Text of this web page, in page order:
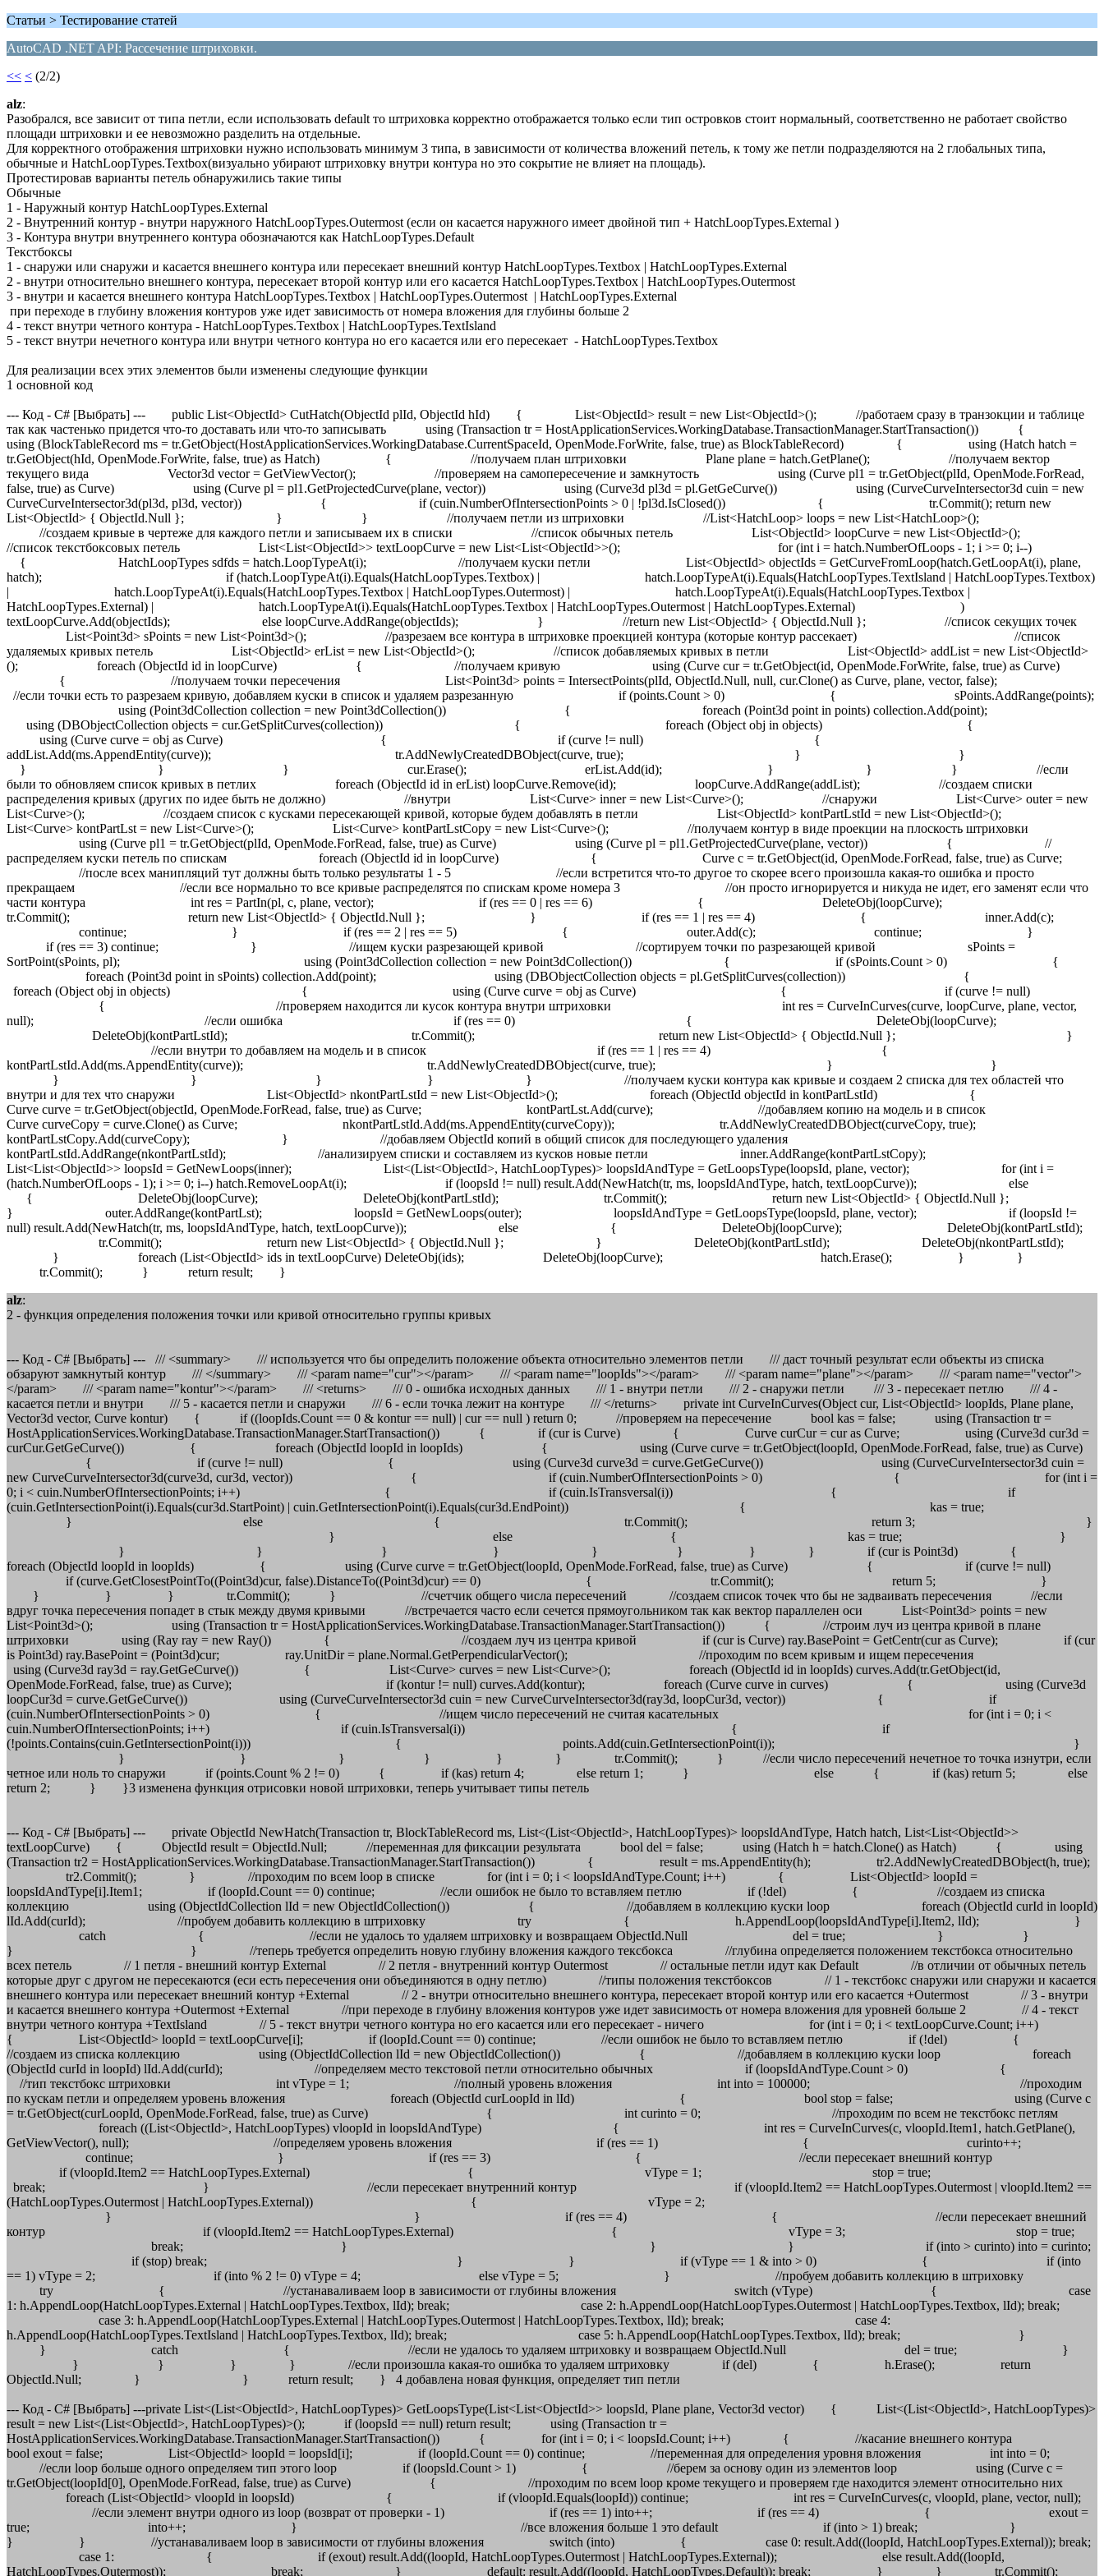
Статьи > Тестирование статей
AutoCAD .NET API: Рассечение штриховки.
<< < (2/2)
alz:
Разобрался, все зависит от типа петли, если использовать default то штриховка корректно отображается только если тип островков стоит нормальный, соответственно не работает свойство
площади штриховки и ее невозможно разделить на отдельные.
Для корректного отображения штриховки нужно использовать минимум 3 типа, в зависимости от количества вложений петель, к тому же петли подразделяются на 2 глобальных типа,
обычные и HatchLoopTypes.Textbox(визуально убирают штриховку внутри контура но это сокрытие не влияет на площадь).
Протестировав варианты петель обнаружились такие типы
Обычные
1 - Наружный контур HatchLoopTypes.External
2 - Внутренний контур - внутри наружного HatchLoopTypes.Outermost (если он касается наружного имеет двойной тип + HatchLoopTypes.External )
3 - Контура внутри внутреннего контура обозначаются как HatchLoopTypes.Default
Текстбоксы
1 - снаружи или снаружи и касается внешнего контура или пересекает внешний контур HatchLoopTypes.Textbox | HatchLoopTypes.External
2 - внутри относительно внешнего контура, пересекает второй контур или его касается HatchLoopTypes.Textbox | HatchLoopTypes.Outermost
3 - внутри и касается внешнего контура HatchLoopTypes.Textbox | HatchLoopTypes.Outermost | HatchLoopTypes.External
при переходе в глубину вложения контуров уже идет зависимость от номера вложения для глубины больше 2
4 - текст внутри четного контура - HatchLoopTypes.Textbox | HatchLoopTypes.TextIsland
5 - текст внутри нечетного контура или внутри четного контура но его касается или его пересекает - HatchLoopTypes.Textbox
Для реализации всех этих элементов были изменены следующие функции
1 основной код
--- Код - C# [Выбрать] --- public List<ObjectId> CutHatch(ObjectId plId, ObjectId hId) { List<ObjectId> result = new List<ObjectId>(); //работаем сразу в транзокции и таблице так как частенько придется что-то доставать или что-то записывать using (Transaction tr = HostApplicationServices.WorkingDatabase.TransactionManager.StartTransaction()) { using (BlockTableRecord ms = tr.GetObject(HostApplicationServices.WorkingDatabase.CurrentSpaceId, OpenMode.ForWrite, false, true) as BlockTableRecord) { using (Hatch hatch = tr.GetObject(hId, OpenMode.ForWrite, false, true) as Hatch) { //получаем план штриховки Plane plane = hatch.GetPlane(); //получаем вектор текущего вида Vector3d vector = GetViewVector(); //проверяем на самопересечение и замкнутость using (Curve pl1 = tr.GetObject(plId, OpenMode.ForRead, false, true) as Curve) using (Curve pl = pl1.GetProjectedCurve(plane, vector)) using (Curve3d pl3d = pl.GetGeCurve()) using (CurveCurveIntersector3d cuin = new CurveCurveIntersector3d(pl3d, pl3d, vector)) { if (cuin.NumberOfIntersectionPoints > 0 | !pl3d.IsClosed()) { tr.Commit(); return new List<ObjectId> { ObjectId.Null }; } } //получаем петли из штриховки //List<HatchLoop> loops = new List<HatchLoop>(); //создаем кривые в чертеже для каждого петли и записываем их в списки //список обычных петель List<ObjectId> loopCurve = new List<ObjectId>(); //список текстбоксовых петель List<List<ObjectId>> textLoopCurve = new List<List<ObjectId>>(); for (int i = hatch.NumberOfLoops - 1; i >= 0; i--) { HatchLoopTypes sdfds = hatch.LoopTypeAt(i); //получаем куски петли List<ObjectId> objectIds = GetCurveFromLoop(hatch.GetLoopAt(i), plane, hatch); if (hatch.LoopTypeAt(i).Equals(HatchLoopTypes.Textbox) | hatch.LoopTypeAt(i).Equals(HatchLoopTypes.TextIsland | HatchLoopTypes.Textbox) | hatch.LoopTypeAt(i).Equals(HatchLoopTypes.Textbox | HatchLoopTypes.Outermost) | hatch.LoopTypeAt(i).Equals(HatchLoopTypes.Textbox | HatchLoopTypes.External) | hatch.LoopTypeAt(i).Equals(HatchLoopTypes.Textbox | HatchLoopTypes.Outermost | HatchLoopTypes.External) ) textLoopCurve.Add(objectIds); else loopCurve.AddRange(objectIds); } //return new List<ObjectId> { ObjectId.Null }; //список секущих точек List<Point3d> sPoints = new List<Point3d>(); //разрезаем все контура в штриховке проекцией контура (которые контур рассекает) //список удаляемых кривых петель List<ObjectId> erList = new List<ObjectId>(); //список добавляемых кривых в петли List<ObjectId> addList = new List<ObjectId>(); foreach (ObjectId id in loopCurve) { //получаем кривую using (Curve cur = tr.GetObject(id, OpenMode.ForWrite, false, true) as Curve) { //получаем точки пересечения List<Point3d> points = IntersectPoints(plId, ObjectId.Null, null, cur.Clone() as Curve, plane, vector, false); //если точки есть то разрезаем кривую, добавляем куски в список и удаляем разрезанную if (points.Count > 0) { sPoints.AddRange(points); using (Point3dCollection collection = new Point3dCollection()) { foreach (Point3d point in points) collection.Add(point); using (DBObjectCollection objects = cur.GetSplitCurves(collection)) { foreach (Object obj in objects) { using (Curve curve = obj as Curve) { if (curve != null) { addList.Add(ms.AppendEntity(curve)); tr.AddNewlyCreatedDBObject(curve, true); } } } } } cur.Erase(); erList.Add(id); } } } //если были то обновляем список кривых в петлих foreach (ObjectId id in erList) loopCurve.Remove(id); loopCurve.AddRange(addList); //создаем списки распределения кривых (других по идее быть не должно) //внутри List<Curve> inner = new List<Curve>(); //снаружи List<Curve> outer = new List<Curve>(); //создаем список с кусками пересекающей кривой, которые будем добавлять в петли List<ObjectId> kontPartLstId = new List<ObjectId>(); List<Curve> kontPartLst = new List<Curve>(); List<Curve> kontPartLstCopy = new List<Curve>(); //получаем контур в виде проекции на плоскость штриховки using (Curve pl1 = tr.GetObject(plId, OpenMode.ForRead, false, true) as Curve) using (Curve pl = pl1.GetProjectedCurve(plane, vector)) { //распределяем куски петель по спискам foreach (ObjectId id in loopCurve) { Curve c = tr.GetObject(id, OpenMode.ForRead, false, true) as Curve; //после всех манипляций тут должны быть только результаты 1 - 5 //если встретится что-то другое то скорее всего произошла какая-то ошибка и просто прекращаем //если все нормально то все кривые распределятся по спискам кроме номера 3 //он просто игнорируется и никуда не идет, его заменят если что части контура int res = PartIn(pl, c, plane, vector); if (res == 0 | res == 6) { DeleteObj(loopCurve); tr.Commit(); return new List<ObjectId> { ObjectId.Null }; } if (res == 1 | res == 4) { inner.Add(c); continue; } if (res == 2 | res == 5) { outer.Add(c); continue; } if (res == 3) continue; } //ищем куски разрезающей кривой //сортируем точки по разрезающей кривой sPoints = SortPoint(sPoints, pl); using (Point3dCollection collection = new Point3dCollection()) { if (sPoints.Count > 0) { foreach (Point3d point in sPoints) collection.Add(point); using (DBObjectCollection objects = pl.GetSplitCurves(collection)) { foreach (Object obj in objects) { using (Curve curve = obj as Curve) { if (curve != null) { //проверяем находится ли кусок контура внутри штриховки int res = CurveInCurves(curve, loopCurve, plane, vector, null); //если ошибка if (res == 0) {
alz:
2 - функция определения положения точки или кривой относительно группы кривых
--- Код - C# [Выбрать] --- /// <summary> /// используется что бы определить положение объекта относительно элементов петли /// даст точный результат если объекты из списка
обзаруют замкнутый контур /// </summary> /// <param name="cur"></param> /// <param name="loopIds"></param> /// <param name="plane"></param> /// <param name="vector">
</param> /// <param name="kontur"></param> /// <returns> /// 0 - ошибка исходных данных /// 1 - внутри петли /// 2 - снаружи петли /// 3 - пересекает петлю /// 4 -
касается петли и внутри /// 5 - касается петли и снаружи /// 6 - если точка лежит на контуре /// </returns> private int CurveInCurves(Object cur, List<ObjectId> loopIds, Plane plane,
Vector3d vector, Curve kontur) { if ((loopIds.Count == 0 & kontur == null) | cur == null ) return 0; //проверяем на пересечение bool kas = false; using (Transaction tr =
HostApplicationServices.WorkingDatabase.TransactionManager.StartTransaction()) { if (cur is Curve) { Curve curCur = cur as Curve; using (Curve3d cur3d =
curCur.GetGeCurve()) { foreach (ObjectId loopId in loopIds) { using (Curve curve = tr.GetObject(loopId, OpenMode.ForRead, false, true) as Curve)
{ if (curve != null) { using (Curve3d curve3d = curve.GetGeCurve()) using (CurveCurveIntersector3d cuin =
new CurveCurveIntersector3d(curve3d, cur3d, vector)) { if (cuin.NumberOfIntersectionPoints > 0) { for (int i =
0; i < cuin.NumberOfIntersectionPoints; i++) { if (cuin.IsTransversal(i)) { if
(cuin.GetIntersectionPoint(i).Equals(cur3d.StartPoint) | cuin.GetIntersectionPoint(i).Equals(cur3d.EndPoint)) { kas = true;
} else { tr.Commit(); return 3; }
} else { kas = true; }
} } } } } } } } if (cur is Point3d) {
foreach (ObjectId loopId in loopIds) { using (Curve curve = tr.GetObject(loopId, OpenMode.ForRead, false, true) as Curve) { if (curve != null)
if (curve.GetClosestPointTo((Point3d)cur, false).DistanceTo((Point3d)cur) == 0) { tr.Commit(); return 5; }
} } } tr.Commit(); } //счетчик общего числа пересечений //создаем список точек что бы не задваивать пересечения //если
вдруг точка пересечения попадет в стык между двумя кривыми //встречается часто если сечется прямоугольником так как вектор параллелен оси List<Point3d> points = new
List<Point3d>(); using (Transaction tr = HostApplicationServices.WorkingDatabase.TransactionManager.StartTransaction()) { //строим луч из центра кривой в плане
штриховки using (Ray ray = new Ray()) { //создаем луч из центра кривой if (cur is Curve) ray.BasePoint = GetCentr(cur as Curve); if (cur
is Point3d) ray.BasePoint = (Point3d)cur; ray.UnitDir = plane.Normal.GetPerpendicularVector(); //проходим по всем кривым и ищем пересечения
using (Curve3d ray3d = ray.GetGeCurve()) { List<Curve> curves = new List<Curve>(); foreach (ObjectId id in loopIds) curves.Add(tr.GetObject(id,
OpenMode.ForRead, false, true) as Curve); if (kontur != null) curves.Add(kontur); foreach (Curve curve in curves) { using (Curve3d
loopCur3d = curve.GetGeCurve()) using (CurveCurveIntersector3d cuin = new CurveCurveIntersector3d(ray3d, loopCur3d, vector)) { if
(cuin.NumberOfIntersectionPoints > 0) { //ищем число пересечений не считая касательных for (int i = 0; i <
cuin.NumberOfIntersectionPoints; i++) if (cuin.IsTransversal(i)) { if
(!points.Contains(cuin.GetIntersectionPoint(i))) { points.Add(cuin.GetIntersectionPoint(i)); }
} } } } } } tr.Commit(); } //если число пересечений нечетное то точка изнутри, если
четное или ноль то снаружи if (points.Count % 2 != 0) { if (kas) return 4; else return 1; } else { if (kas) return 5; else
return 2; } }3 изменена функция отрисовки новой штриховки, теперь учитывает типы петель
--- Код - C# [Выбрать] --- private ObjectId NewHatch(Transaction tr, BlockTableRecord ms, List<(List<ObjectId>, HatchLoopTypes)> loopsIdAndType, Hatch hatch, List<List<ObjectId>>
textLoopCurve) { ObjectId result = ObjectId.Null; //переменная для фиксации результата bool del = false; using (Hatch h = hatch.Clone() as Hatch) { using
(Transaction tr2 = HostApplicationServices.WorkingDatabase.TransactionManager.StartTransaction()) { result = ms.AppendEntity(h); tr2.AddNewlyCreatedDBObject(h, true);
tr2.Commit(); } //проходим по всем loop в списке for (int i = 0; i < loopsIdAndType.Count; i++) { List<ObjectId> loopId =
loopsIdAndType[i].Item1; if (loopId.Count == 0) continue; //если ошибок не было то вставляем петлю if (!del) { //создаем из списка
коллекцию using (ObjectIdCollection lId = new ObjectIdCollection()) { //добавляем в коллекцию куски loop foreach (ObjectId curId in loopId)
lId.Add(curId); //пробуем добавить коллекцию в штриховку try { h.AppendLoop(loopsIdAndType[i].Item2, lId); }
catch { //если не удалось то удаляем штриховку и возвращаем ObjectId.Null del = true; } }
} } //теперь требуется определить новую глубину вложения каждого тексбокса //глубина определяется положением текстбокса относительно
всех петель // 1 петля - внешний контур External // 2 петля - внутренний контур Outermost // остальные петли идут как Default //в отличии от обычных петель
которые друг с другом не пересекаются (еси есть пересечения они объединяются в одну петлю) //типы положения текстбоксов // 1 - текстбокс снаружи или снаружи и касается
внешнего контура или пересекает внешний контур +External // 2 - внутри относительно внешнего контура, пересекает второй контур или его касается +Outermost // 3 - внутри
и касается внешнего контура +Outermost +External //при переходе в глубину вложения контуров уже идет зависимость от номера вложения для уровней больше 2 // 4 - текст
внутри четного контура +TextIsland // 5 - текст внутри четного контура но его касается или его пересекает - ничего for (int i = 0; i < textLoopCurve.Count; i++)
{ List<ObjectId> loopId = textLoopCurve[i]; if (loopId.Count == 0) continue; //если ошибок не было то вставляем петлю if (!del) {
//создаем из списка коллекцию using (ObjectIdCollection lId = new ObjectIdCollection()) { //добавляем в коллекцию куски loop foreach
(ObjectId curId in loopId) lId.Add(curId); //определяем место текстовой петли относительно обычных if (loopsIdAndType.Count > 0) {
//тип текстбокс штриховки int vType = 1; //полный уровень вложения int into = 100000; //проходим
по кускам петли и определяем уровень вложения foreach (ObjectId curLoopId in lId) { bool stop = false; using (Curve c
= tr.GetObject(curLoopId, OpenMode.ForRead, false, true) as Curve) { int curinto = 0; //проходим по всем не текстбокс петлям
foreach ((List<ObjectId>, HatchLoopTypes) vloopId in loopsIdAndType) { int res = CurveInCurves(c, vloopId.Item1, hatch.GetPlane(),
GetViewVector(), null); //определяем уровень вложения if (res == 1) { curinto++;
continue; } if (res == 3) { //если пересекает внешний контур
if (vloopId.Item2 == HatchLoopTypes.External) { vType = 1; stop = true;
break; } //если пересекает внутренний контур if (vloopId.Item2 == HatchLoopTypes.Outermost | vloopId.Item2 ==
(HatchLoopTypes.Outermost | HatchLoopTypes.External)) { vType = 2;
} } if (res == 4) { //если пересекает внешний
контур if (vloopId.Item2 == HatchLoopTypes.External) { vType = 3; stop = true;
break; } } } if (into > curinto) into = curinto;
if (stop) break; } } if (vType == 1 & into > 0) { if (into
== 1) vType = 2; if (into % 2 != 0) vType = 4; else vType = 5; } //пробуем добавить коллекцию в штриховку
try { //устанаваливаем loop в зависимости от глубины вложения switch (vType) { case
1: h.AppendLoop(HatchLoopTypes.External | HatchLoopTypes.Textbox, lId); break; case 2: h.AppendLoop(HatchLoopTypes.Outermost | HatchLoopTypes.Textbox, lId); break;
case 3: h.AppendLoop(HatchLoopTypes.External | HatchLoopTypes.Outermost | HatchLoopTypes.Textbox, lId); break; case 4:
h.AppendLoop(HatchLoopTypes.TextIsland | HatchLoopTypes.Textbox, lId); break; case 5: h.AppendLoop(HatchLoopTypes.Textbox, lId); break; }
} catch { //если не удалось то удаляем штриховку и возвращаем ObjectId.Null del = true; }
} } } } //если произошла какая-то ошибка то удаляем штриховку if (del) { h.Erase(); return
ObjectId.Null; } } return result; } 4 добавлена новая функция, определяет тип петли
--- Код - C# [Выбрать] ---private List<(List<ObjectId>, HatchLoopTypes)> GetLoopsType(List<List<ObjectId>> loopsId, Plane plane, Vector3d vector) { List<(List<ObjectId>, HatchLoopTypes)>
result = new List<(List<ObjectId>, HatchLoopTypes)>(); if (loopsId == null) return result; using (Transaction tr =
HostApplicationServices.WorkingDatabase.TransactionManager.StartTransaction()) { for (int i = 0; i < loopsId.Count; i++) { //касание внешнего контура
bool exout = false; List<ObjectId> loopId = loopsId[i]; if (loopId.Count == 0) continue; //переменная для определения уровня вложения int into = 0;
//если loop больше одного определяем тип этого loop if (loopsId.Count > 1) { //берем за основу один из элементов loop using (Curve c =
tr.GetObject(loopId[0], OpenMode.ForRead, false, true) as Curve) { //проходим по всем loop кроме текущего и проверяем где находится элемент относительно них
foreach (List<ObjectId> vloopId in loopsId) { if (vloopId.Equals(loopId)) continue; int res = CurveInCurves(c, vloopId, plane, vector, null);
//если элемент внутри одного из loop (возврат от проверки - 1) if (res == 1) into++; if (res == 4) { exout =
true; into++; } //все вложения больше 1 это default if (into > 1) break; }
} } //устанаваливаем loop в зависимости от глубины вложения switch (into) { case 0: result.Add((loopId, HatchLoopTypes.External)); break;
case 1: { if (exout) result.Add((loopId, HatchLoopTypes.Outermost | HatchLoopTypes.External)); else result.Add((loopId,
HatchLoopTypes.Outermost)); break; } default: result.Add((loopId, HatchLoopTypes.Default)); break; } } tr.Commit();